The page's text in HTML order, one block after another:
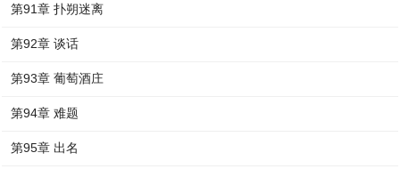
第91章 扑朔迷离
第92章 谈话
第93章 葡萄酒庄
第94章 难题
第95章 出名